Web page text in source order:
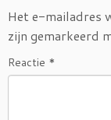
Het e-mailadres
zijn gemarkeerd
Reactie *